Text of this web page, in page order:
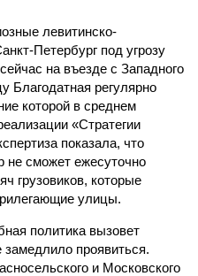
левитинско-
Петербург под угрозу
на въезде с Западного
Благодатная регулярно
которой в среднем
«Стратегии
показала, что
не сможет ежесуточно
грузовиков, которые
улицы.
политика вызовет
проявиться.
и Московского